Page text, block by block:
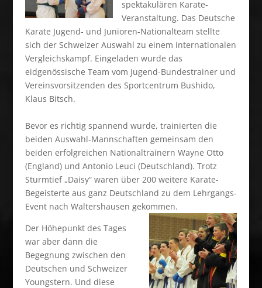
spektakulären Karate-
Veranstaltung. Das Deutsche
Karate Jugend- und Junioren-Nationalteam stellte
sich der Schweizer Auswahl zu einem internationalen
Vergleichskampf. Eingeladen wurde das
eidgenössische Team vom Jugend-Bundestrainer und
Vereinsvorsitzenden des Sportcentrum Bushido,
Klaus Bitsch.
Bevor es richtig spannend wurde, trainierten die
beiden Auswahl-Mannschaften gemeinsam den
beiden erfolgreichen Nationaltrainern Wayne Otto
(England) und Antonio Leuci (Deutschland). Trotz
Sturmtief „Daisy“ waren über 200 weitere Karate-
Begeisterte aus ganz Deutschland zu dem Lehrgangs-
Event nach Waltershausen gekommen.
Der Höhepunkt des Tages
war aber dann die
Begegnung zwischen den
Deutschen und Schweizer
Youngstern. Und diese